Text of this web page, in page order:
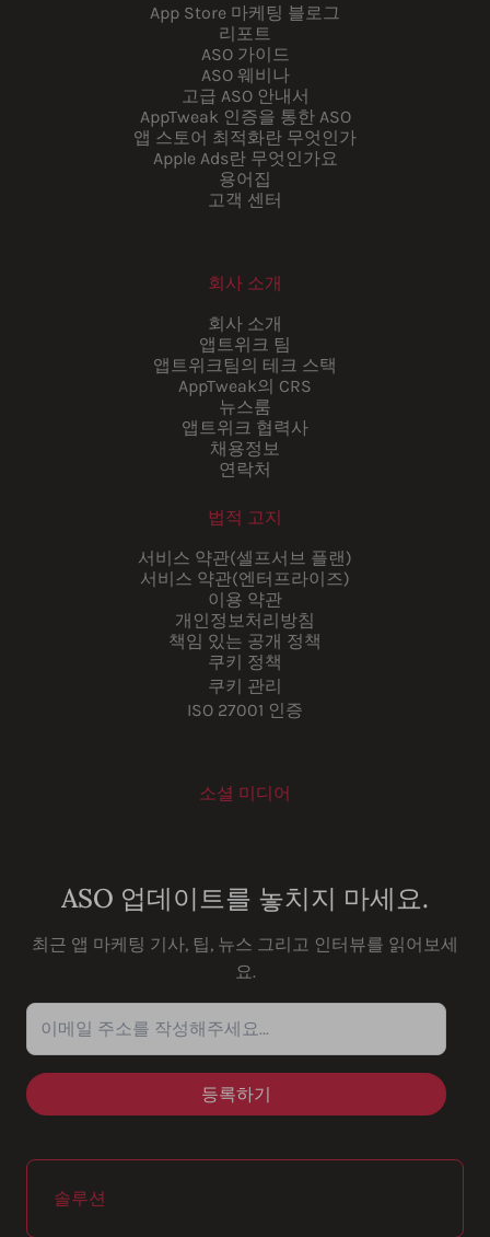
App Store 마케팅 블로그
리포트
ASO 가이드
ASO 웨비나
고급 ASO 안내서
AppTweak 인증을 통한 ASO
앱 스토어 최적화란 무엇인가
Apple Ads란 무엇인가요
용어집
고객 센터
회사 소개
회사 소개
앱트위크 팀
앱트위크팀의 테크 스택
AppTweak의 CRS
뉴스룸
앱트위크 협력사
채용정보
연락처
법적 고지
서비스 약관(셀프서브 플랜)
서비스 약관(엔터프라이즈)
이용 약관
개인정보처리방침
책임 있는 공개 정책
쿠키 정책
쿠키 관리
ISO 27001 인증
소셜 미디어
ASO 업데이트를 놓치지 마세요.
최근 앱 마케팅 기사, 팁, 뉴스 그리고 인터뷰를 읽어보세
요.
이메일 주소를 작성해주세요...
솔루션